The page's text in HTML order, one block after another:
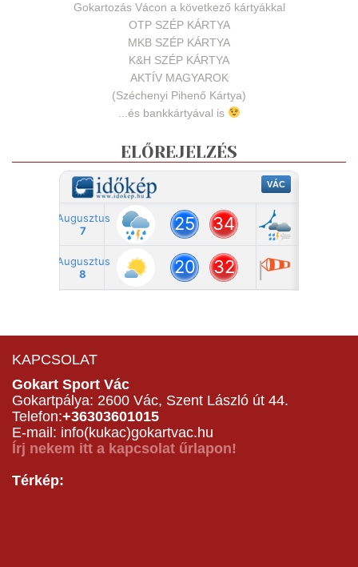
Gokartozás Vácon a következő kártyákkal
OTP SZÉP KÁRTYA
MKB SZÉP KÁRTYA
K&H SZÉP KÁRTYA
AKTÍV MAGYAROK
(Széchenyi Pihenő Kártya)
...és bankkártyával is
ELŐREJELZÉS
KAPCSOLAT
Gokart Sport Vác
Gokartpálya: 2600 Vác, Szent László út 44.
Telefon:+36303601015
E-mail: info(kukac)gokartvac.hu
Írj nekem itt a kapcsolat űrlapon!
Térkép: